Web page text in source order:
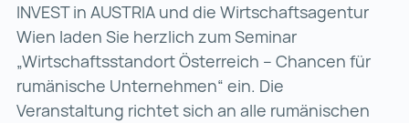
INVEST in AUSTRIA und die Wirtschaftsagentur
Wien laden Sie herzlich zum Seminar
„Wirtschaftsstandort Österreich – Chancen für
rumänische Unternehmen“ ein. Die
Veranstaltung richtet sich an alle rumänischen